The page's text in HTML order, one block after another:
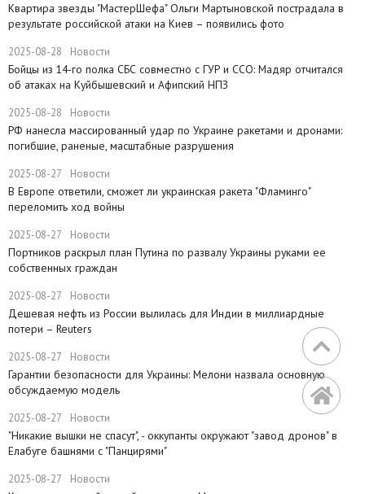
Квартира звезды "МастерШефа" Ольги Мартыновской пострадала в
результате российской атаки на Киев – появились фото
2025-08-28 Новости
​Бойцы из 14-го полка СБС совместно с ГУР и ССО: Мадяр отчитался
об атаках на Куйбышевский и Афипский НПЗ
2025-08-28 Новости
РФ нанесла массированный удар по Украине ракетами и дронами:
погибшие, раненые, масштабные разрушения
2025-08-27 Новости
В Европе ответили, сможет ли украинская ракета "Фламинго"
переломить ход войны
2025-08-27 Новости
Портников раскрыл план Путина по развалу Украины руками ее
собственных граждан
2025-08-27 Новости
Дешевая нефть из России вылилась для Индии в миллиардные
потери – Reuters
2025-08-27 Новости
Гарантии безопасности для Украины: Мелони назвала основную
обсуждаемую модель
2025-08-27 Новости
​"Никакие вышки не спасут", - оккупанты окружают "завод дронов" в
Елабуге башнями с "Панцирями"
2025-08-27 Новости